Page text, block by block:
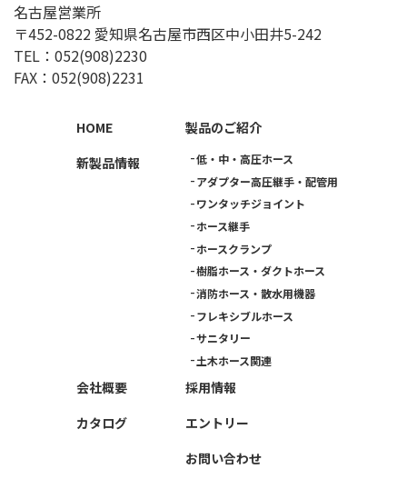
名古屋営業所
〒452-0822 愛知県名古屋市西区中小田井5-242
TEL： 052(908)2230
FAX：052(908)2231
HOME
新製品情報
製品のご紹介
低・中・高圧ホース
アダプター高圧継手・配管用
ワンタッチジョイント
ホース継手
ホースクランプ
樹脂ホース・ダクトホース
消防ホース・散水用機器
フレキシブルホース
サニタリー
土木ホース関連
会社概要
カタログ
採用情報
エントリー
お問い合わせ